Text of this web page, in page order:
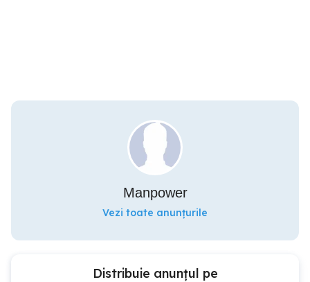
Manpower
Vezi toate anunțurile
Distribuie anunțul pe